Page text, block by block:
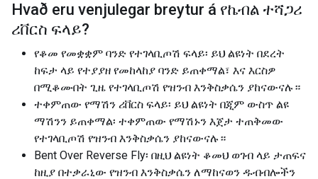
Hvað eru venjulegar breytur á የኬብል ተሻጋሪ
ሪቨርስ ፍላይ?
የቆመ የመቋቋም ባንድ የተገላቢጦሽ ፍላይ፡ ይህ ልዩነት በደረት
ከፍታ ላይ የተያያዘ የመከላከያ ባንድ ይጠቀማል፣ እና እርስዎ
በሚቆሙበት ጊዜ የተገላቢጦሽ የዝንብ እንቅስቃሴን ያከናውናሉ።
ተቀምጠው የማሽን ሪቨርስ ፍላይ፡ ይህ ልዩነት በጂም ውስጥ ልዩ
ማሽንን ይጠቀማል፡ ተቀምጠው የማሽኑን እጀታ ተጠቅመው
የተገላቢጦሽ የዝንብ እንቅስቃሴን ያከናውናሉ።
Bent Over Reverse Fly፡ በዚህ ልዩነት ቆመህ ወገብ ላይ ታጠፍና
ከዚያ በተቃራኒው የዝንብ እንቅስቃሴን ለማከናወን ዱብብሎችን